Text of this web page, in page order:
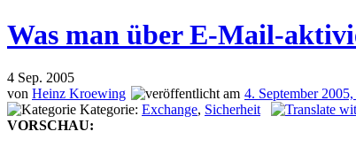
Was man über E-Mail-
4 Sep. 2005
von Heinz Kroewing
4. September
Kategorie: Exchange, Sicherheit
VORSCHAU: